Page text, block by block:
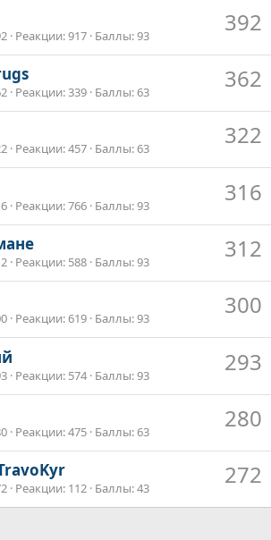
392
Реакции 917 Баллы 93
362
Реакции 339 Баллы 63
322
Реакции 457 Баллы 63
316
Реакции 766 Баллы 93
312
Реакции 588 Баллы 93
300
Реакции 619 Баллы 93
293
Реакции 574 Баллы 93
280
Реакции 475 Баллы 63
272
Реакции 112 Баллы 43